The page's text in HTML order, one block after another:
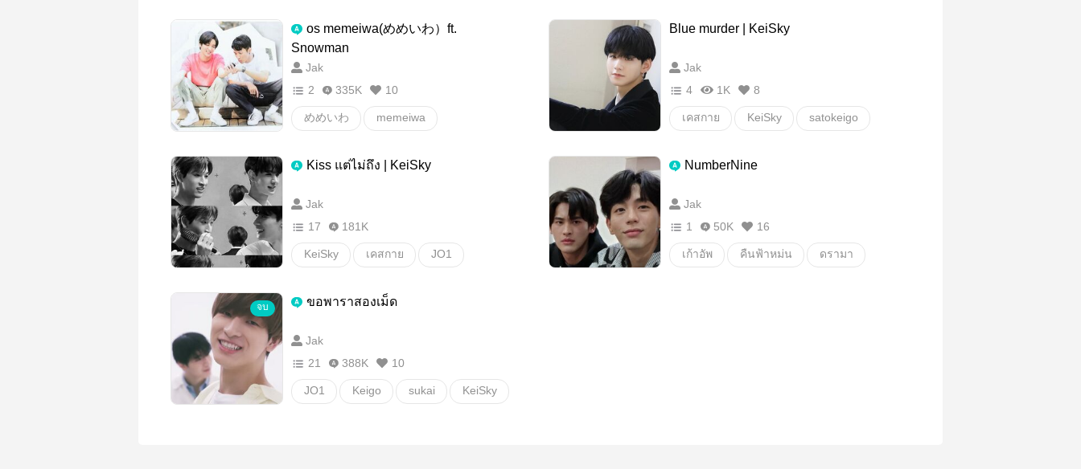
os memeiwa(めめいわ）ft.
Snowman
Jak
2
335K 10
めめいわ memeiwa
Hikaru
ニキとめめ
วายสเตชั่น
Blue murder | KeiSky
Jak
4
1K 8
เคสกาย KeiSky satokeigo
Kiss แต่ไม่ถึง | KeiSky
Jak
17
181K
KeiSky เคสกาย JO1
NumberNine
Jak
1
50K 16
เก้าอัพ คืนฟ้าหม่น ดรามา
จบ ขอพาราสองเม็ด
Jak
21
388K 10
JO1 Keigo sukai KeiSky